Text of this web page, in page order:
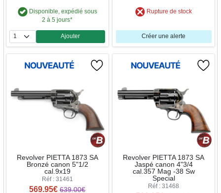
Disponible, expédié sous
2 à 5 jours*
Quantité
Ajouter
Rupture de stock
Créer une alerte
Revolver PIETTA 1873 SA
Bronzé canon 5"1/2
cal.9x19
Réf : 31461
569.95€ 639.00€
Revolver PIETTA 1873 SA
Jaspé canon 4"3/4
cal.357 Mag -38 Sw
Special
Réf : 31468